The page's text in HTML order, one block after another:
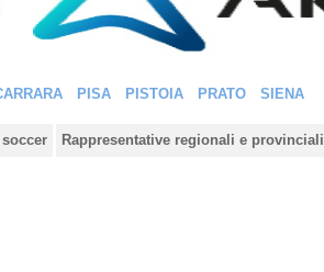
PISA PISTOIA PRATO SIENA
soccer Rappresentative regionali e provinciali